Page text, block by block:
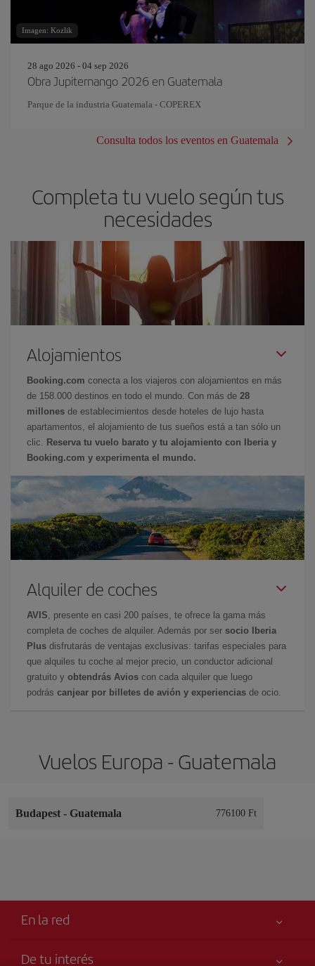
Imagen: Kozlik
28 ago 2026 - 04 sep 2026
Obra Jupiternango 2026 en Guatemala
Parque de la industria Guatemala - COPEREX
Consulta todos los eventos en Guatemala
Completa tu vuelo según tus
necesidades
Alojamientos
Booking.com conecta a los viajeros con alojamientos en más
de 158.000 destinos en todo el mundo. Con más de 28
millones de establecimientos desde hoteles de lujo hasta
apartamentos, el alojamiento de tus sueños está a tan sólo un
clic.
Reserva tu vuelo barato y tu alojamiento con Iberia y
Booking.com y experimenta el mundo.
Alquiler de coches
AVIS , presente en casi 200 países, te ofrece la gama más
completa de coches de alquiler. Además por ser socio Iberia
Plus disfrutarás de ventajas exclusivas: tarifas especiales para
que alquiles tu coche al mejor precio, un conductor adicional
gratuito y obtendrás Avios con cada alquiler que luego
podrás canjear por billetes de avión y experiencias de ocio.
Vuelos Europa - Guatemala
Budapest - Guatemala 776100 Ft
En la red
De tu interés